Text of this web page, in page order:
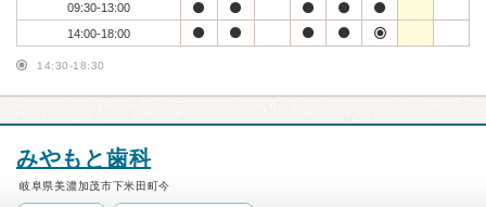
09:30-13:00
14:00-18:00
14:30-18:30
みやもと歯科
岐阜県美濃加茂市下米田町今